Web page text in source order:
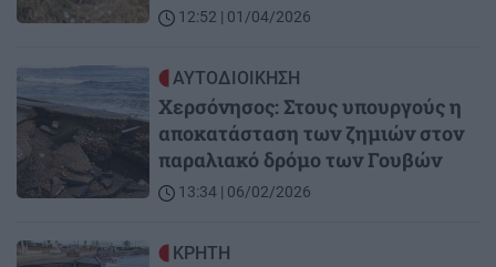
12:52 | 01/04/2026
Image ΑΥΤΟΔΙΟΙΚΗΣΗ
Χερσόνησος: Στους υπουργούς η
αποκατάσταση των ζημιών στον
παραλιακό δρόμο των Γουβών
13:34 | 06/02/2026
Image ΚΡΗΤΗ